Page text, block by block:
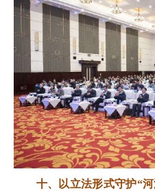
十、以立法形式守护“